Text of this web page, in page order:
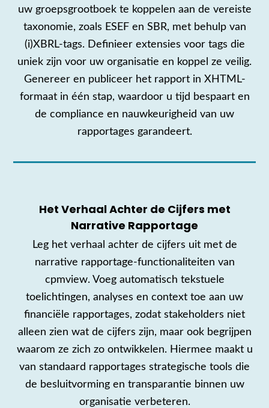
uw groepsgrootboek te koppelen aan de vereiste
taxonomie, zoals ESEF en SBR, met behulp van
(i)XBRL-tags. Definieer extensies voor tags die
uniek zijn voor uw organisatie en koppel ze veilig.
Genereer en publiceer het rapport in XHTML-
formaat in één stap, waardoor u tijd bespaart en
de compliance en nauwkeurigheid van uw
rapportages garandeert.
Het Verhaal Achter de Cijfers met
Narrative Rapportage
Leg het verhaal achter de cijfers uit met de
narrative rapportage-functionaliteiten van
cpmview. Voeg automatisch tekstuele
toelichtingen, analyses en context toe aan uw
financiële rapportages, zodat stakeholders niet
alleen zien wat de cijfers zijn, maar ook begrijpen
waarom ze zich zo ontwikkelen. Hiermee maakt u
van standaard rapportages strategische tools die
de besluitvorming en transparantie binnen uw
organisatie verbeteren.